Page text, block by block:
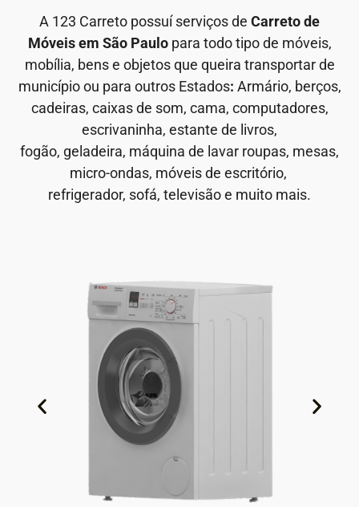
A 123 Carreto possuí serviços de Carreto de
Móveis em São Paulopara todo tipo de móveis,
mobília, bens e objetos que queira transportar de
município ou para outros Estados: Armário, berços,
cadeiras, caixas de som, cama, computadores,
escrivaninha, estante de livros,
fogão, geladeira, máquina de lavar roupas, mesas,
micro-ondas, móveis de escritório,
refrigerador, sofá, televisão e muito mais.